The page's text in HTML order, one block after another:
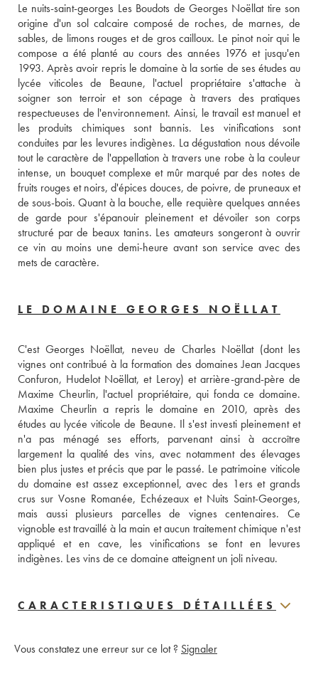
Le nuits-saint-georges Les Boudots de Georges Noëllat tire son
origine d'un sol calcaire composé de roches, de marnes, de
sables, de limons rouges et de gros cailloux. Le pinot noir qui le
compose a été planté au cours des années 1976 et jusqu'en
1993. Après avoir repris le domaine à la sortie de ses études au
lycée viticoles de Beaune, l'actuel propriétaire s'attache à
soigner son terroir et son cépage à travers des pratiques
respectueuses de l'environnement. Ainsi, le travail est manuel et
les produits chimiques sont bannis. Les vinifications sont
conduites par les levures indigènes. La dégustation nous dévoile
tout le caractère de l'appellation à travers une robe à la couleur
intense, un bouquet complexe et mûr marqué par des notes de
fruits rouges et noirs, d'épices douces, de poivre, de pruneaux et
de sous-bois. Quant à la bouche, elle requière quelques années
de garde pour s'épanouir pleinement et dévoiler son corps
structuré par de beaux tanins. Les amateurs songeront à ouvrir
ce vin au moins une demi-heure avant son service avec des
mets de caractère.
LE DOMAINE GEORGES NOËLLAT
C'est Georges Noëllat, neveu de Charles Noëllat (dont les
vignes ont contribué à la formation des domaines Jean Jacques
Confuron, Hudelot Noëllat, et Leroy) et arrière-grand-père de
Maxime Cheurlin, l'actuel propriétaire, qui fonda ce domaine.
Maxime Cheurlin a repris le domaine en 2010, après des
études au lycée viticole de Beaune. Il s'est investi pleinement et
n'a pas ménagé ses efforts, parvenant ainsi à accroître
largement la qualité des vins, avec notamment des élevages
bien plus justes et précis que par le passé. Le patrimoine viticole
du domaine est assez exceptionnel, avec des 1ers et grands
crus sur Vosne Romanée, Echézeaux et Nuits Saint-Georges,
mais aussi plusieurs parcelles de vignes centenaires. Ce
vignoble est travaillé à la main et aucun traitement chimique n'est
appliqué et en cave, les vinifications se font en levures
indigènes. Les vins de ce domaine atteignent un joli niveau.
CARACTERISTIQUES DÉTAILLÉES
Vous constatez une erreur sur ce lot ? Signaler